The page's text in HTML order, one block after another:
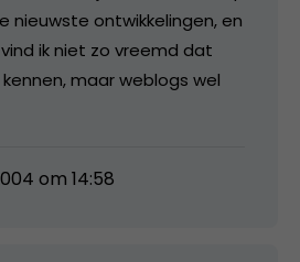
nieuwste ontwikkelingen, en
vind ik niet zo vreemd dat
maar weblogs wel
om 14:58